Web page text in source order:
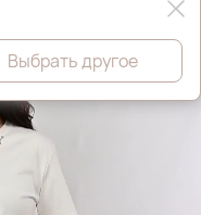
Выбрать другое